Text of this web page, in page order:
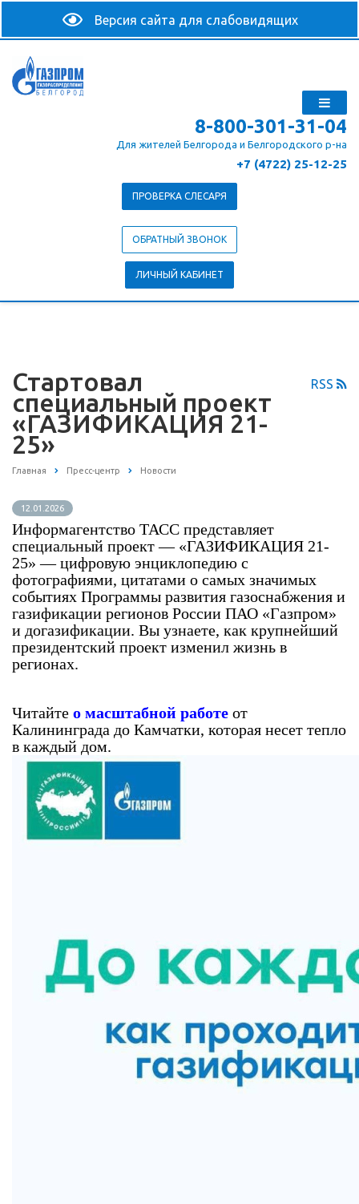
8-800-301-31-04
Для жителей Белгорода и Белгородского р-на
+7 (4722) 25-12-25
ПРОВЕРКА СЛЕСАРЯ
ОБРАТНЫЙ ЗВОНОК
ЛИЧНЫЙ КАБИНЕТ
RSS
Стартовал
специальный проект
«ГАЗИФИКАЦИЯ 21-
25»
Главная Пресс-центр Новости
12.01.2026
Информагентство ТАСС представляет
специальный проект — «ГАЗИФИКАЦИЯ 21-
25» — цифровую энциклопедию с
фотографиями, цитатами о самых значимых
событиях Программы развития газоснабжения и
газификации регионов России ПАО «Газпром»
и догазификации. Вы узнаете, как крупнейший
президентский проект изменил жизнь в
регионах.
Читайте о масштабной работе от
Калининграда до Камчатки, которая несет тепло
в каждый дом.